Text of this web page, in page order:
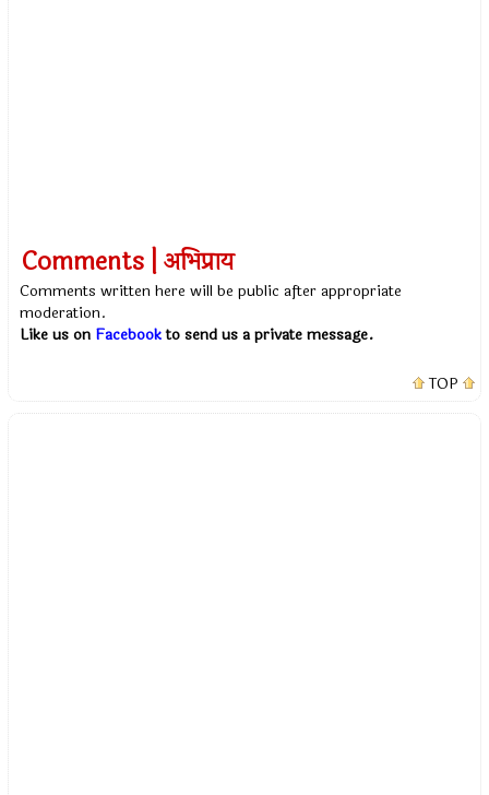
Comments | अभिप्राय
Comments written here will be public after appropriate
moderation.
Like us on Facebookto send us a private message.
TOP